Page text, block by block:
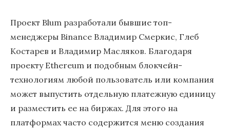
Проект Blum разработали бывшие топ-
менеджеры Binance Владимир Смеркис, Глеб
Костарев и Владимир Масляков. Благодаря
проекту Ethereum и подобным блокчейн-
технологиям любой пользователь или компания
может выпустить отдельную платежную единицу
и разместить ее на биржах. Для этого на
платформах часто содержится меню создания